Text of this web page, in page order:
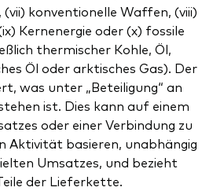
konventionelle Waffen, (viii)
Kernenergie oder (x) fossile
thermischer Kohle, Öl,
Öl oder arktisches Gas). Der
was unter „Beteiligung“ an
ist. Dies kann auf einem
oder einer Verbindung zu
Aktivität basieren, unabhängig
Umsatzes, und bezieht
der Lieferkette.